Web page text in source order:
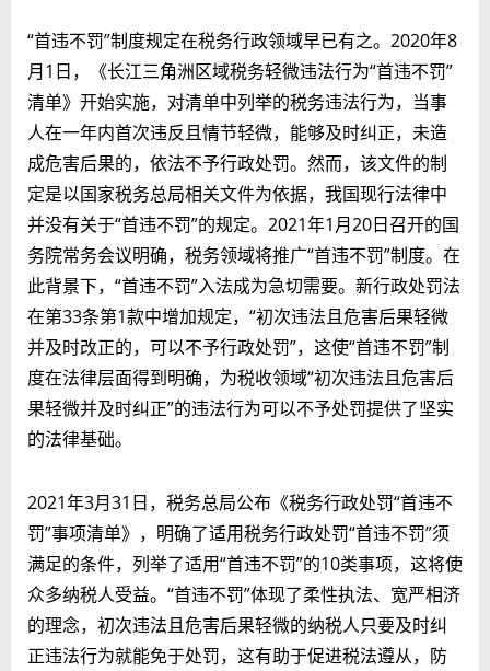
“首违不罚”制度规定在税务行政领域早已有之。2020年8
月1日，《长江三角洲区域税务轻微违法行为“首违不罚”
清单》开始实施，对清单中列举的税务违法行为，当事
人在一年内首次违反且情节轻微，能够及时纠正，未造
成危害后果的，依法不予行政处罚。然而，该文件的制
定是以国家税务总局相关文件为依据，我国现行法律中
并没有关于“首违不罚”的规定。2021年1月20日召开的国
务院常务会议明确，税务领域将推广“首违不罚”制度。在
此背景下，“首违不罚”入法成为急切需要。新行政处罚法
在第33条第1款中增加规定，“初次违法且危害后果轻微
并及时改正的，可以不予行政处罚”，这使“首违不罚”制
度在法律层面得到明确，为税收领域“初次违法且危害后
果轻微并及时纠正”的违法行为可以不予处罚提供了坚实
的法律基础。
2021年3月31日，税务总局公布《税务行政处罚“首违不
罚”事项清单》，明确了适用税务行政处罚“首违不罚”须
满足的条件，列举了适用“首违不罚”的10类事项，这将使
众多纳税人受益。“首违不罚”体现了柔性执法、宽严相济
的理念，初次违法且危害后果轻微的纳税人只要及时纠
正违法行为就能免于处罚，这有助于促进税法遵从，防